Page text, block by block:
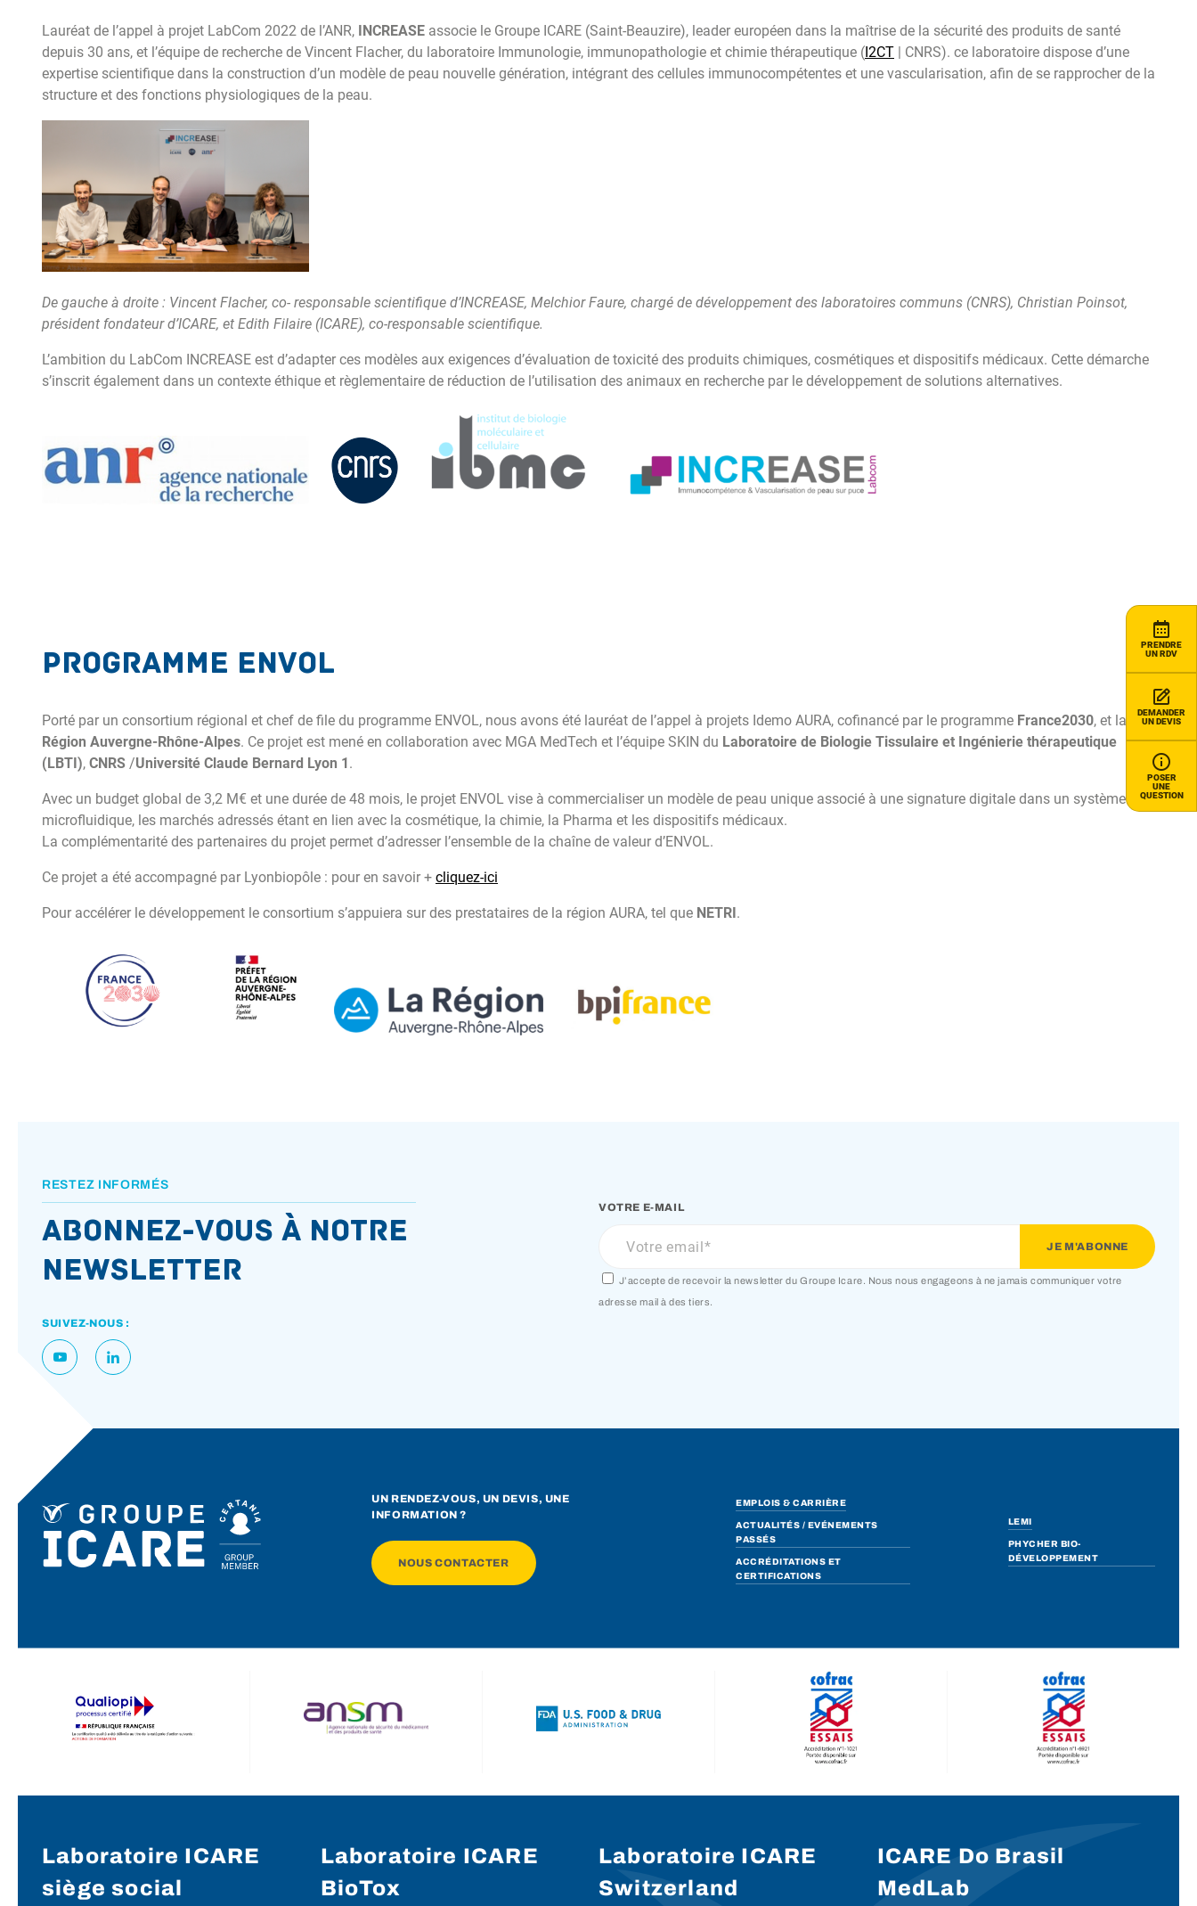
PRENDRE
UN RDV
DEMANDER
UN DEVIS
POSER
UNE
QUESTION
Lauréat de l’appel à projet LabCom 2022 de l’ANR, INCREASE associe le Groupe ICARE (Saint-Beauzire), leader européen dans la maîtrise de la sécurité des produits de santé
depuis 30 ans, et l’équipe de recherche de Vincent Flacher, du laboratoire Immunologie, immunopathologie et chimie thérapeutique (I2CT | CNRS). ce laboratoire dispose d’une
expertise scientifique dans la construction d’un modèle de peau nouvelle génération, intégrant des cellules immunocompétentes et une vascularisation, afin de se rapprocher de la
structure et des fonctions physiologiques de la peau.
De gauche à droite : Vincent Flacher, co- responsable scientifique d’INCREASE, Melchior Faure, chargé de développement des laboratoires communs (CNRS), Christian Poinsot,
président fondateur d’ICARE, et Edith Filaire (ICARE), co-responsable scientifique.
L’ambition du LabCom INCREASE est d’adapter ces modèles aux exigences d’évaluation de toxicité des produits chimiques, cosmétiques et dispositifs médicaux. Cette démarche
s’inscrit également dans un contexte éthique et règlementaire de réduction de l’utilisation des animaux en recherche par le développement de solutions alternatives.
programme ENVOL
Porté par un consortium régional et chef de file du programme ENVOL, nous avons été lauréat de l’appel à projets Idemo AURA, cofinancé par le programme France2030, et la
Région Auvergne-Rhône-Alpes. Ce projet est mené en collaboration avec MGA MedTech et l’équipe SKIN du Laboratoire de Biologie Tissulaire et Ingénierie thérapeutique
(LBTI), CNRS /Université Claude Bernard Lyon 1 .
Avec un budget global de 3,2 M€ et une durée de 48 mois, le projet ENVOL vise à commercialiser un modèle de peau unique associé à une signature digitale dans un système
microfluidique, les marchés adressés étant en lien avec la cosmétique, la chimie, la Pharma et les dispositifs médicaux.
La complémentarité des partenaires du projet permet d’adresser l’ensemble de la chaîne de valeur d’ENVOL.
Ce projet a été accompagné par Lyonbiopôle : pour en savoir + cliquez-ici
Pour accélérer le développement le consortium s’appuiera sur des prestataires de la région AURA, tel que NETRI .
RESTEZ INFORMÉS
Abonnez-vous à notre
newsletter
SUIVEZ-NOUS :
VOTRE E-MAIL
J’accepte de recevoir la newsletter du Groupe Icare. Nous nous engageons à ne jamais communiquer votre
adresse mail à des tiers.
UN RENDEZ-VOUS, UN DEVIS, UNE
INFORMATION ?
NOUS CONTACTER
EMPLOIS & CARRIÈRE
ACTUALITÉS / EVÉNEMENTS
PASSÉS
ACCRÉDITATIONS ET
CERTIFICATIONS
LEMI
PHYCHER BIO-
DÉVELOPPEMENT
Laboratoire ICARE
siège social
Laboratoire ICARE
BioTox
Laboratoire ICARE
Switzerland
ICARE Do Brasil
MedLab